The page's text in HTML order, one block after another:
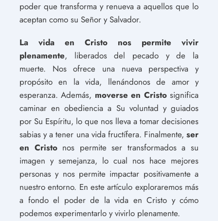
poder que transforma y renueva a aquellos que lo
aceptan como su Señor y Salvador.
La vida en Cristo nos permite vivir
plenamente, liberados del pecado y de la
muerte. Nos ofrece una nueva perspectiva y
propósito en la vida, llenándonos de amor y
esperanza. Además, moverse en Cristosignifica
caminar en obediencia a Su voluntad y guiados
por Su Espíritu, lo que nos lleva a tomar decisiones
sabias y a tener una vida fructífera. Finalmente, ser
en Cristonos permite ser transformados a su
imagen y semejanza, lo cual nos hace mejores
personas y nos permite impactar positivamente a
nuestro entorno. En este artículo exploraremos más
a fondo el poder de la vida en Cristo y cómo
podemos experimentarlo y vivirlo plenamente.